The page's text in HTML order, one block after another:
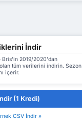
İndir
Bris'in 2019/2020'dan
tüm verilerini indirin. Sezon
içerir.
(1 Kredi)
CSV İndir »